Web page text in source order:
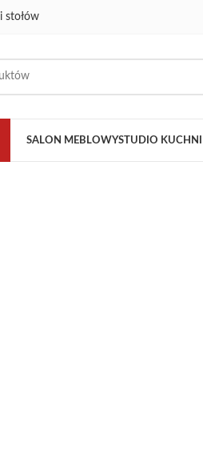
stołów
SALON MEBLOWYSTUDIO KUCHNII